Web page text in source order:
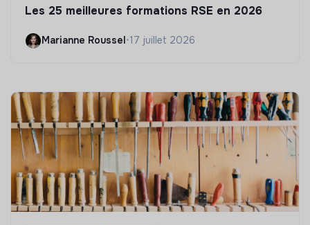
Les 25 meilleures formations RSE en 2026
Marianne Roussel•17 juillet 2026